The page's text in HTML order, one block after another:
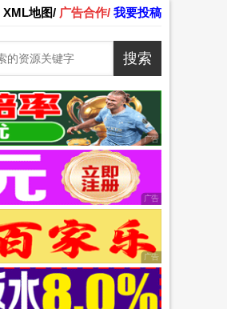
XML地图/ 广告合作/ 我要投稿